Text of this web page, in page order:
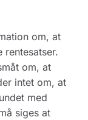
om, at
om, at
intet om, at
med
siges at